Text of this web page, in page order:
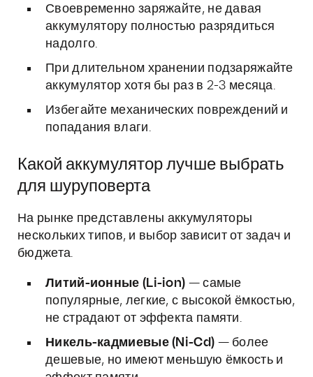
Своевременно заряжайте, не давая
аккумулятору полностью разрядиться
надолго.
При длительном хранении подзаряжайте
аккумулятор хотя бы раз в 2-3 месяца.
Избегайте механических повреждений и
попадания влаги.
Какой аккумулятор лучше выбрать
для шуруповерта
На рынке представлены аккумуляторы
нескольких типов, и выбор зависит от задач и
бюджета.
Литий-ионные (Li-ion) — самые
популярные, легкие, с высокой ёмкостью,
не страдают от эффекта памяти.
Никель-кадмиевые (Ni-Cd) — более
дешевые, но имеют меньшую ёмкость и